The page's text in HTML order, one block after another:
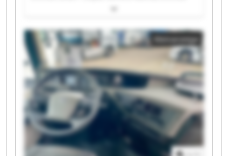
GmbH - Stapler-Service Matthias Schmidt GmbH -
Service Matthias Schmidt GmbH - Stapler-Service
Matthias Schmidt GmbH - Stapler-Service Matthias
Schmidt GmbH - Stapler-Service Matthias Schmidt
GmbH - Stapler-Service Matthias Schmidt GmbH -
Stapler-Service Matthias Schmidt GmbH - Stapler-
Service Matthias Schmidt GmbH - Stapler-Service
Matthias Schmidt GmbH - Stapler-Service Matthias
Schmidt GmbH - Stapler-Service Matthias Schmidt
GmbH - Stapler-Service Matthias Schmidt GmbH -
Stapler-Service Matthias Schmidt GmbH - Stapler-
Service Matthias Schmidt GmbH - Stapler-Service
Matthias Schmidt GmbH - Stapler-Service Matthias
Kleinanzeige